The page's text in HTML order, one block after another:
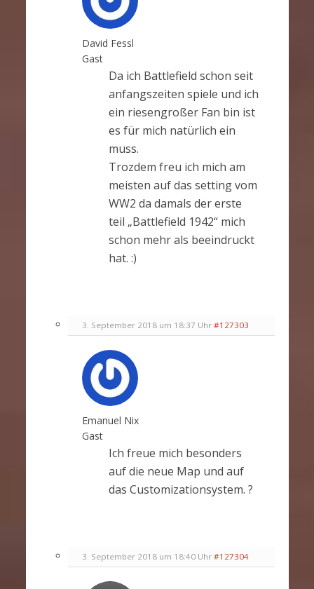
David Fessl
Gast
Da ich Battlefield schon seit
anfangszeiten spiele und ich
ein riesengroßer Fan bin ist
es für mich natürlich ein
muss.
Trozdem freu ich mich am
meisten auf das setting vom
WW2 da damals der erste
teil „Battlefield 1942“ mich
schon mehr als beeindruckt
hat. :)
3. September 2018 um 18:37 Uhr #127303
Emanuel Nix
Gast
Ich freue mich besonders
auf die neue Map und auf
das Customizationsystem. ?
3. September 2018 um 18:40 Uhr #127304